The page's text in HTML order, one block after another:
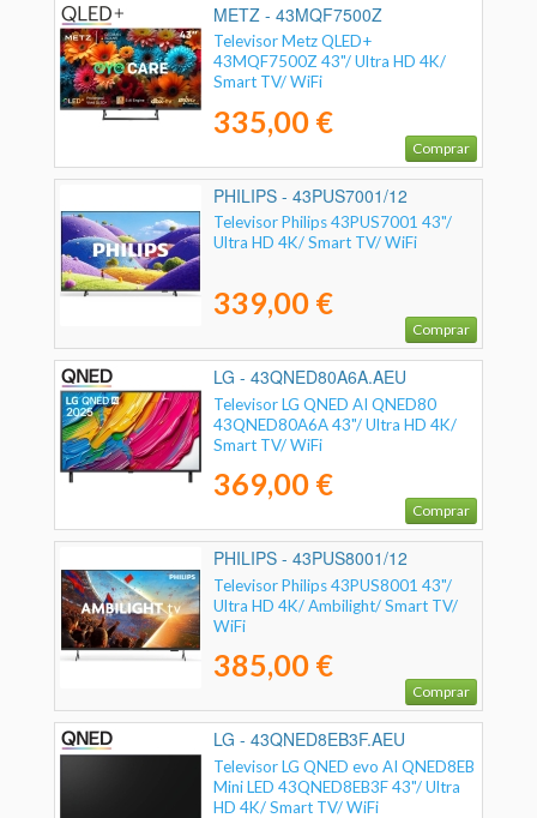
METZ - 43MQF7500Z
Televisor Metz QLED+
43MQF7500Z 43"/ Ultra HD 4K/
Smart TV/ WiFi
335,00 €
Comprar
PHILIPS - 43PUS7001/12
Televisor Philips 43PUS7001 43"/
Ultra HD 4K/ Smart TV/ WiFi
339,00 €
Comprar
LG - 43QNED80A6A.AEU
Televisor LG QNED AI QNED80
43QNED80A6A 43"/ Ultra HD 4K/
Smart TV/ WiFi
369,00 €
Comprar
PHILIPS - 43PUS8001/12
Televisor Philips 43PUS8001 43"/
Ultra HD 4K/ Ambilight/ Smart TV/
WiFi
385,00 €
Comprar
LG - 43QNED8EB3F.AEU
Televisor LG QNED evo AI QNED8EB
Mini LED 43QNED8EB3F 43"/ Ultra
HD 4K/ Smart TV/ WiFi